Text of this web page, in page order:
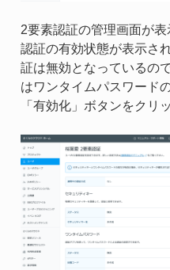
2要素認証の管理画面が
認証の有効状態が表示さ
証は無効となっているの
はワンタイムパスワード
「有効化」ボタンをクリ